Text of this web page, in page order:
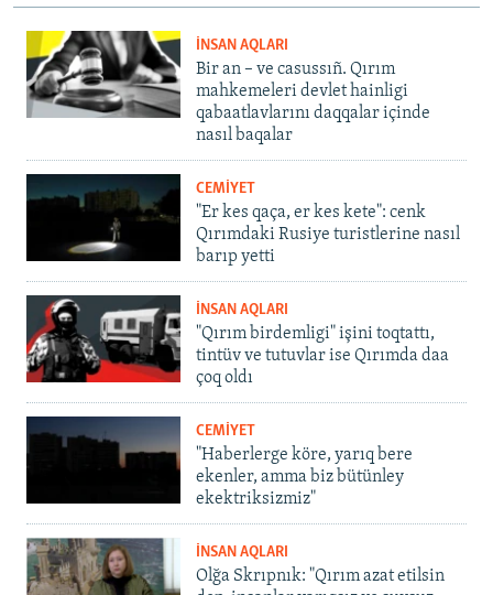
İNSAN AQLARI
Bir an – ve casussıñ. Qırım
mahkemeleri devlet hainligi
qabaatlavlarını daqqalar içinde
nasıl baqalar
CEMİYET
"Er kes qaça, er kes kete": cenk
Qırımdaki Rusiye turistlerine nasıl
barıp yetti
İNSAN AQLARI
"Qırım birdemligi" işini toqtattı,
tintüv ve tutuvlar ise Qırımda daa
çoq oldı
CEMİYET
"Haberlerge köre, yarıq bere
ekenler, amma biz bütünley
ekektriksizmiz"
İNSAN AQLARI
Olğa Skrıpnık: "Qırım azat etilsin